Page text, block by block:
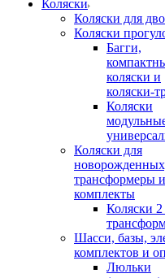
Коляски
Коляски для
Коляски
Багги,
коляски и
коляски-
Коляски
Коляски для
трансформеры и
комплекты
Коляски 2
Шасси, базы,
комплектов и
Люльки